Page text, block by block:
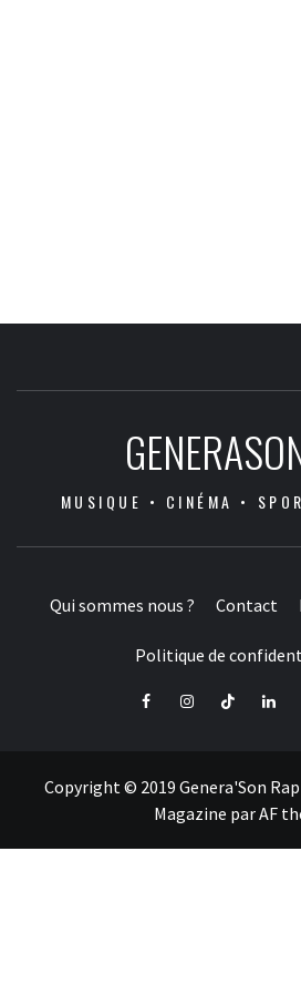
MUSIQUE • CINÉMA •
Qui sommes nous ? Contact
Politique de
FacebookInstagramTiktok
Copyright © 2019 Genera'Son
Magazine parAF